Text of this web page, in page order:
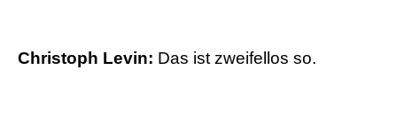
Christoph Levin: Das ist zweifellos so.